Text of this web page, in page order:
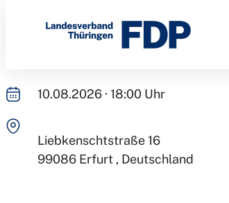
LFA 1 Bildung
10.08.2026 · 18:00 Uhr
Liebkenschtstraße 16
99086 Erfurt Deutschland